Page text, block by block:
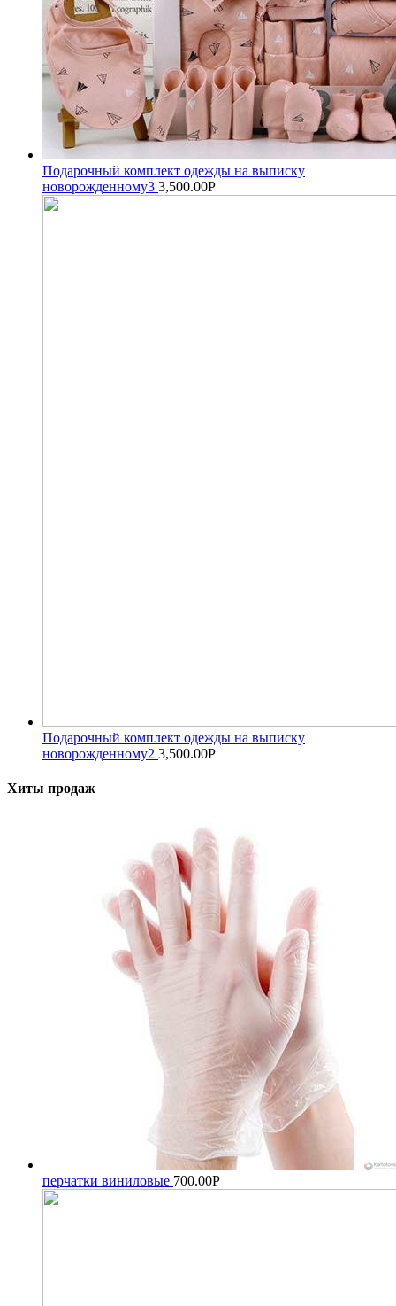
Подарочный комплект одежды на выписку
новорожденному3 3,500.00Р
Подарочный комплект одежды на выписку
новорожденному2 3,500.00Р
Хиты продаж
перчатки виниловые 700.00Р